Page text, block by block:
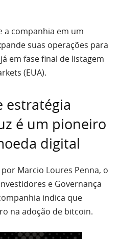
a companhia em um
suas operações para
em fase final de listagem
(EUA).
estratégia
é um pioneiro
digital
Marcio Loures Penna, o
e Governança
indica que
na adoção de bitcoin.